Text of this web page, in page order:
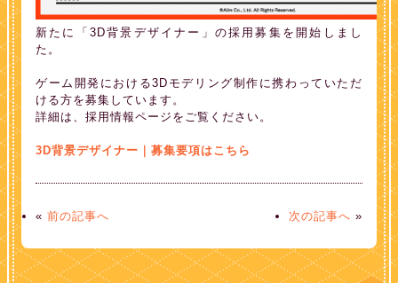
新たに「3D背景デザイナー」の採用募集を開始しまし
た。
ゲーム開発における3Dモデリング制作に携わっていただ
ける方を募集しています。
詳細は、採用情報ページをご覧ください。
3D背景デザイナー｜募集要項はこちら
«前の記事へ 次の記事へ »